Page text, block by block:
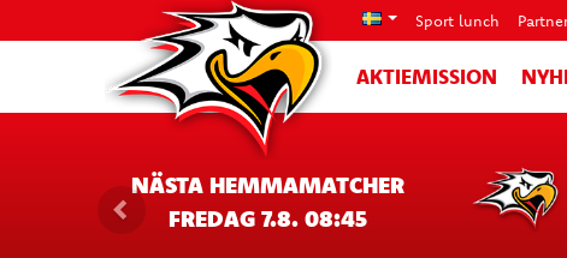
Sport lunch
AKTIEMISSION
NÄSTA HEMMAMATCHER
FREDAG 7.8. 08:45